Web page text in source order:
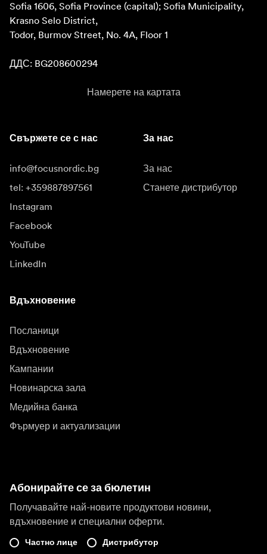
Sofia 1606, Sofia Province (capital); Sofia Municipality,
Krasno Selo District,
Todor, Burmov Street, No. 4A, Floor 1
ДДС: BG208600294
Намерете на картата
Свържете се с нас
info@focusnordic.bg
tel: +359887897561
Instagram
Facebook
YouTube
LinkedIn
За нас
За нас
Станете дистрибутор
Вдъхновение
Посланици
Вдъхновение
Кампании
Новинарска зала
Медийна банка
Фърмуер и актуализации
Абонирайте се за бюлетин
Получавайте най-новите продуктови новини,
вдъхновение и специални оферти.
Частно лице Дистрибутор